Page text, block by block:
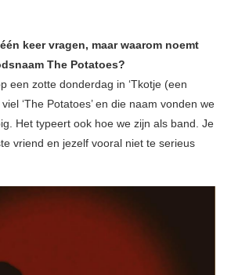
keer vragen, maar waarom noemt
The Potatoes?
een zotte donderdag in ‘Tkotje (een
‘The Potatoes’ en die naam vonden we
Het typeert ook hoe we zijn als band. Je
vriend en jezelf vooral niet te serieus